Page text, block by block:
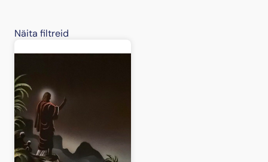
Näita filtreid